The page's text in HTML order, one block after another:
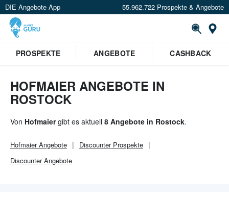
DIE Angebote App 55.962.722 Prospekte & Angebote
PROSPEKTE
ANGEBOTE CASHBACK
HOFMAIER ANGEBOTE IN
ROSTOCK
Von Hofmaiergibt es aktuell 8 Angebote in Rostock.
HofmaierAngebote DiscounterProspekte
DiscounterAngebote